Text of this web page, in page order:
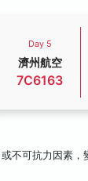
Day 5
濟州航空
7C6163
不可抗力因素